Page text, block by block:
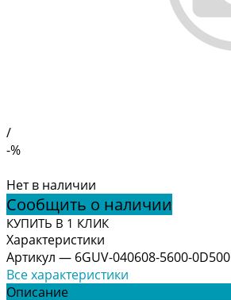
/
-%
Нет в наличии
Сообщить о наличии
КУПИТЬ В 1 КЛИК
Характеристики
Артикул — 6GUV-040608-5600-0D500
Все характеристики
Описание